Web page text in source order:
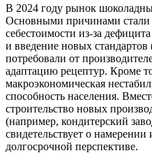
В 2024 году рынок
Основными причинами стали
себестоимости из-за
и введение новых
потребовали от
адаптацию рецептур. Кроме
макроэкономическая
способность населения.
строительство новых
(например, кондитерский
свидетельствует о
долгосрочной перспективе.